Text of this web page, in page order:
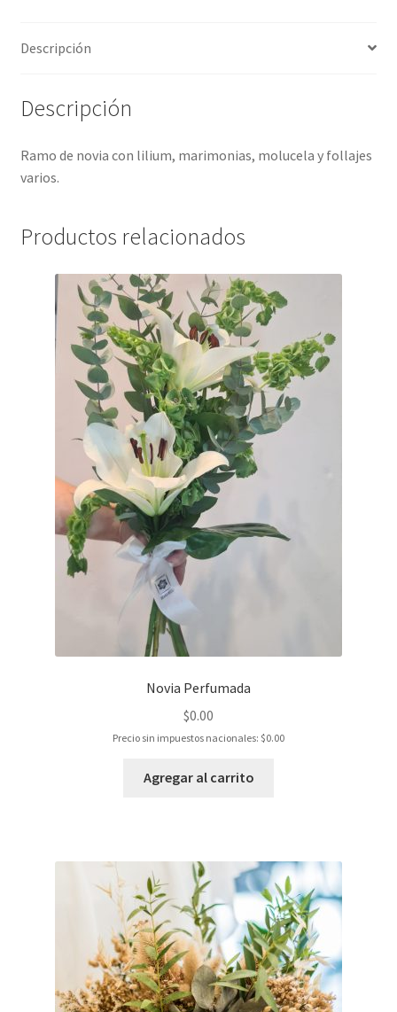
Descripción
Descripción
Ramo de novia con lilium, marimonias, molucela y follajes
varios.
Productos relacionados
Novia Perfumada
$0.00
Precio sin impuestos nacionales: $0.00
Agregar al carrito